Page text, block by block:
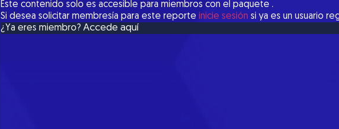
Este contenido solo es accesible para miembros con el paquete .
Si desea solicitar membresía para este reporteinicie sesión si ya es un usuario
¿Ya eres miembro?Accede aquí